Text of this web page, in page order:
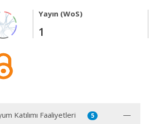
Yayın (WoS)
1
Katılımı Faaliyetleri 5